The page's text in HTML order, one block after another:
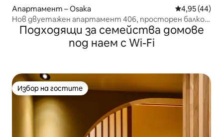
Апартамент – Osaka Средна
4,95 (44)
Нов двуетажен апартамент 406, просторен балкон,
курортен престой
Подходящи за семейства домове
под наем с Wi-Fi
Избор на гостите
Избор на гостите